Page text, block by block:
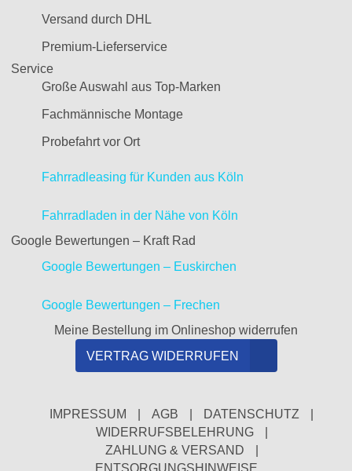
Versand durch DHL
Premium-Lieferservice
Service
Große Auswahl aus Top-Marken
Fachmännische Montage
Probefahrt vor Ort
Fahrradleasing für Kunden aus Köln
Fahrradladen in der Nähe von Köln
Google Bewertungen – Kraft Rad
Google Bewertungen – Euskirchen
Google Bewertungen – Frechen
Meine Bestellung im Onlineshop widerrufen
VERTRAG WIDERRUFEN
IMPRESSUM AGB DATENSCHUTZ
WIDERRUFSBELEHRUNG
ZAHLUNG & VERSAND
ENTSORGUNGSHINWEISE